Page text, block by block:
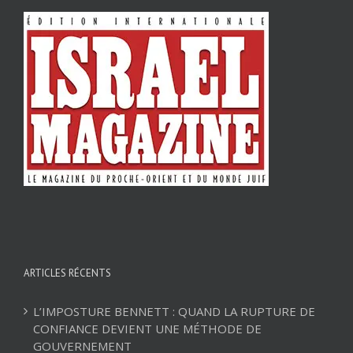
ARTICLES RÉCENTS
L’IMPOSTURE BENNETT : QUAND LA RUPTURE DE
CONFIANCE DEVIENT UNE MÉTHODE DE
GOUVERNEMENT